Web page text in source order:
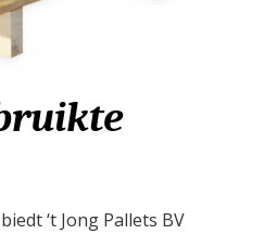
‘t Jong Pallets BV